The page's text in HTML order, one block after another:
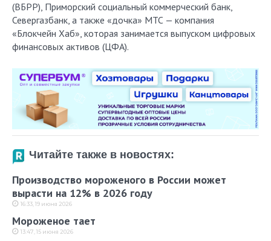
(ВБРР), Приморский социальный коммерческий банк,
Севергазбанк, а также «дочка» МТС — компания
«Блокчейн Хаб», которая занимается выпуском цифровых
финансовых активов (ЦФА).
Читайте также в новостях:
Производство мороженого в России может
вырасти на 12% в 2026 году
16:33, 19 июня 2026
Мороженое тает
13:47, 15 июня 2026